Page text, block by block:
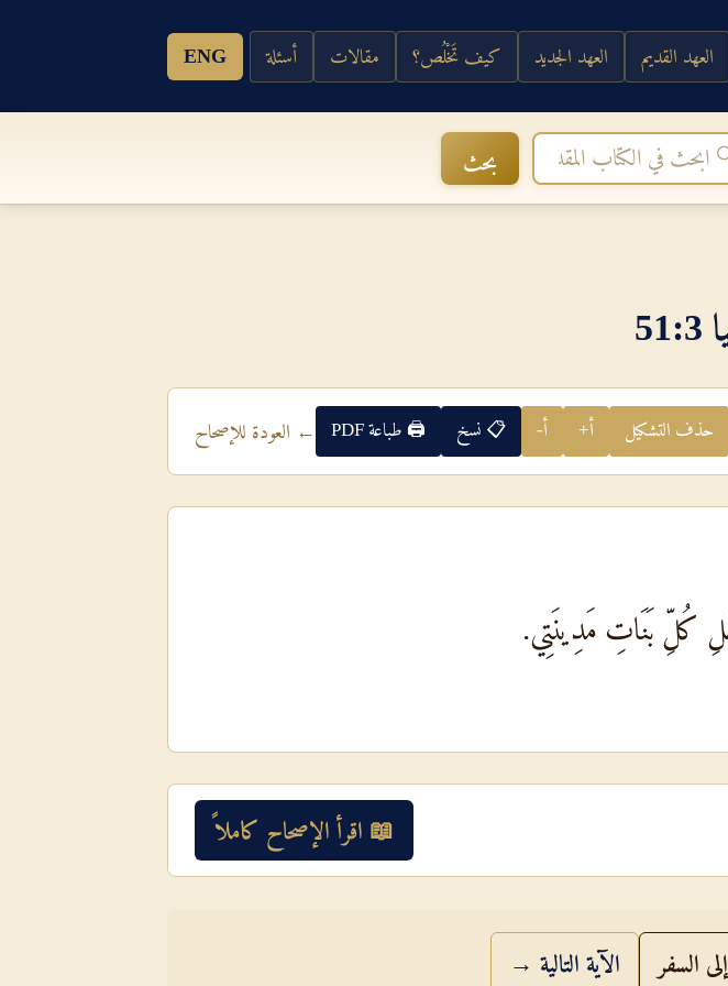
العهد القديم العهد الجديد كيف تَخْلُص؟ مقالات أسئلة ENG
بحث
حذف التشكيل أ+ أ- 📋 نسخ 🖨 طباعة PDF ← العودة للإصحاح
كُلِّ بَنَاتِ مَدِينَتِي.
📖 اقرأ الإصحاح كاملاً
السفر الآية التالية →